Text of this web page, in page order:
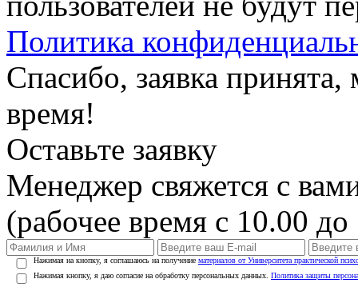
Политика
Спасибо, заявка
время!
Оставьте заявку
Менеджер свяжется с
(рабочее время с 10.00
Нажимая на кнопку, я соглашаюсь на получение материалов от Университета практической
Нажимая кнопку, я даю согласие на обработку персональных данных. Политика защиты